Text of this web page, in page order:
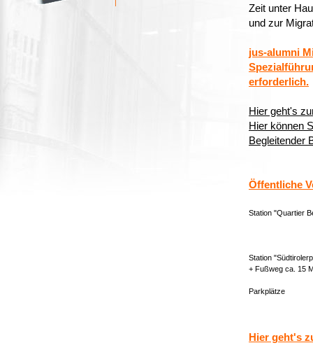
Zeit unter
und zur
jus-alumni
erforderlich.
Hier geht's
Hier können
Begleitender
Öffentliche
Station "Quartier
Station
+ Fußweg ca. 15
Parkplätze
Hier geht's